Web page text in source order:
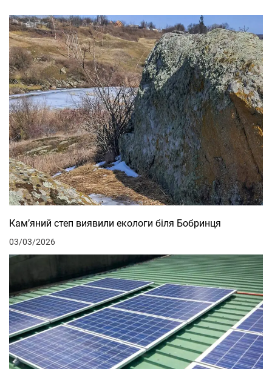
Кам’яний степ виявили екологи біля Бобринця
03/03/2026